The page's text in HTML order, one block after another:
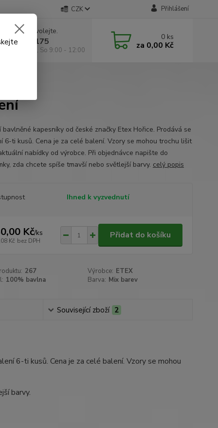
CZK Přihlášení
si rady? Zavolejte.
295 175
9:00 -18:00, So 9:00 - 12:00
0 ks
za 0,00 Kč
bavlněné kapesníky od české značky Etex Hořice. Prodává se
6-ti kusů. Cena je za celé balení. Vzory se mohou trochu lišit
nabídky od výrobce. Při objednávce napište do
zda chcete spíše tmavší nebo světlejší barvy. celý popis
Ihned k vyzvednutí
Kč/ks
Kč bez DPH
Přidat do košíku
267 Výrobce: ETEX
100% bavlna Barva: Mix barev
Související zboží 2
6-ti kusů. Cena je za celé balení. Vzory se mohou
barvy.